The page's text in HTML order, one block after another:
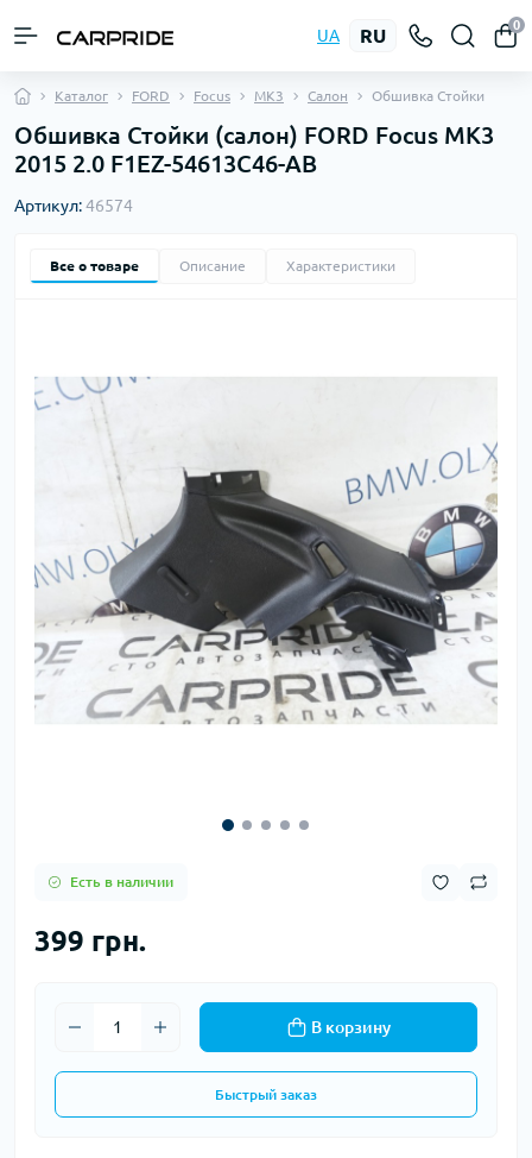
UA RU
0
Каталог FORD Focus MK3 Салон Обшивка Стойки
Обшивка Стойки (салон) FORD Focus MK3
2015 2.0 F1EZ-54613C46-AB
Артикул:46574
Все о товаре Описание Характеристики
Есть в наличии
399 грн.
В корзину
Быстрый заказ